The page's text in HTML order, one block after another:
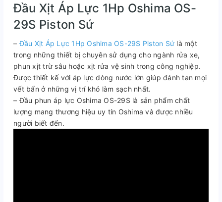
Đầu Xịt Áp Lực 1Hp Oshima OS-
29S Piston Sứ
–Đầu Xịt Áp Lực 1Hp Oshima OS-29S Piston Sứ là một
trong những thiết bị chuyên sử dụng cho ngành rửa xe,
phun xịt trừ sâu hoặc xịt rửa vệ sinh trong công nghiệp.
Được thiết kế với áp lực dòng nước lớn giúp đánh tan mọi
vết bẩn ở những vị trí khó làm sạch nhất.
– Đầu phun áp lực Oshima OS-29S là sản phẩm chất
lượng mang thương hiệu uy tín Oshima và được nhiều
người biết đến.